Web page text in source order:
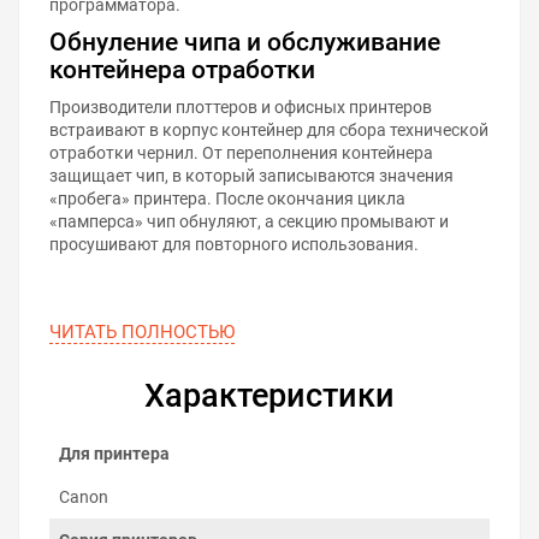
программатора.
Обнуление чипа и обслуживание
контейнера отработки
Производители плоттеров и офисных принтеров
встраивают в корпус контейнер для сбора технической
отработки чернил. От переполнения контейнера
защищает чип, в который записываются значения
«пробега» принтера. После окончания цикла
«памперса» чип обнуляют, а секцию промывают и
просушивают для повторного использования.
ЧИТАТЬ ПОЛНОСТЬЮ
Характеристики
Для принтера
Canon